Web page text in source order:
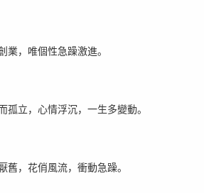
業，唯個性急躁激進。
孤立，心情浮沉，一生多變動。
舊，花俏風流，衝動急躁。